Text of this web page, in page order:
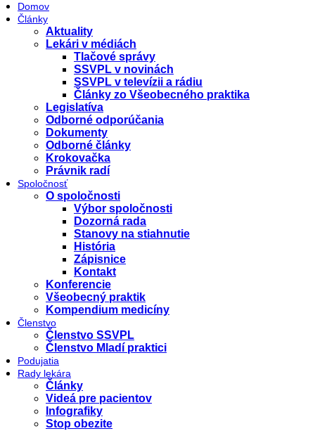
Domov
Články
Aktuality
Lekári v médiách
Tlačové správy
SSVPL v novinách
SSVPL v televízii a rádiu
Články zo Všeobecného praktika
Legislatíva
Odborné odporúčania
Dokumenty
Odborné články
Krokovačka
Právnik radí
Spoločnosť
O spoločnosti
Výbor spoločnosti
Dozorná rada
Stanovy na stiahnutie
História
Zápisnice
Kontakt
Konferencie
Všeobecný praktik
Kompendium medicíny
Členstvo
Členstvo SSVPL
Členstvo Mladí praktici
Podujatia
Rady lekára
Články
Videá pre pacientov
Infografiky
Stop obezite